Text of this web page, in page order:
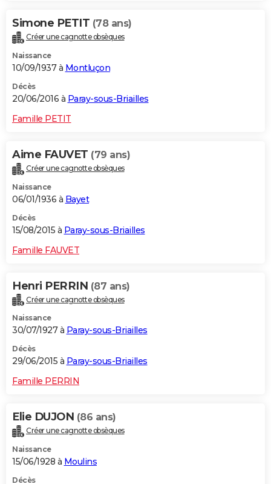
Simone PETIT (78 ans)
Créer une cagnotte obsèques
Naissance
10/09/1937 à Montluçon
Décès
20/06/2016 à Paray-sous-Briailles
Famille PETIT
Aime FAUVET (79 ans)
Créer une cagnotte obsèques
Naissance
06/01/1936 à Bayet
Décès
15/08/2015 à Paray-sous-Briailles
Famille FAUVET
Henri PERRIN (87 ans)
Créer une cagnotte obsèques
Naissance
30/07/1927 à Paray-sous-Briailles
Décès
29/06/2015 à Paray-sous-Briailles
Famille PERRIN
Elie DUJON (86 ans)
Créer une cagnotte obsèques
Naissance
15/06/1928 à Moulins
Décès